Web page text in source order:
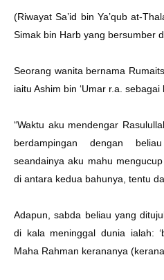
(Riwayat Sa’id bin Ya’qub at-
Simak bin Harb yang bersumber
Seorang wanita bernama
iaitu Ashim bin ‘Umar r.a. sebagai
“Waktu aku mendengar
berdampingan dengan
seandainya aku mahu
di antara kedua bahunya, tentu
Adapun, sabda beliau yang
di kala meninggal dunia ialah:
Maha Rahman kerananya (kerana